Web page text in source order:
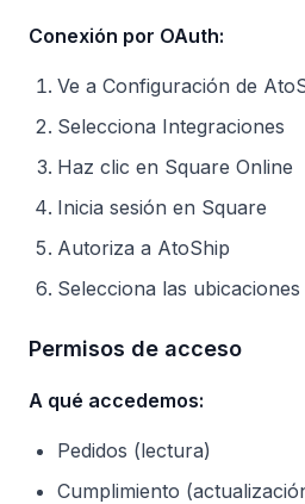
Conexión por OAuth:
Ve a Configuración de
Selecciona Integraciones
Haz clic en Square Online
Inicia sesión en Square
Autoriza a AtoShip
Selecciona las ubicaciones
Permisos de acceso
A qué accedemos:
Pedidos (lectura)
Cumplimiento